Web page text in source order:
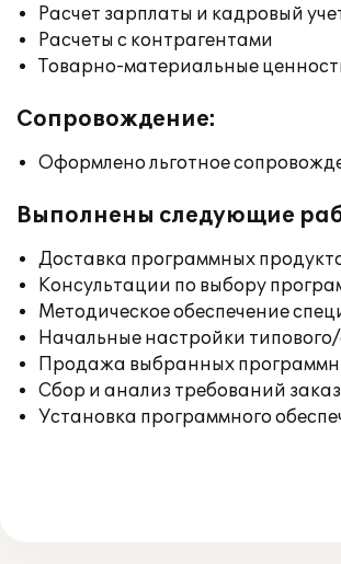
Расчет зарплаты и кадровый
Расчеты с контрагентами
Товарно-материальные
Сопровождение:
Оформлено льготное
Выполнены следующие
Доставка программных
Консультации по выбору
Методическое обеспечение
Начальные настройки
Продажа выбранных
Сбор и анализ требований
Установка программного